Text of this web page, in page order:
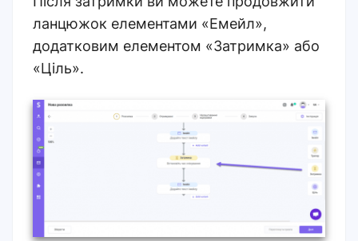
ланцюжок елементами «Емейл»,
додатковим елементом «Затримка» або
«Ціль».